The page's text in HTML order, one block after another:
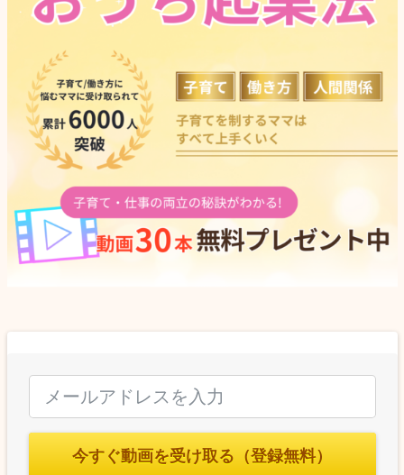
今すぐ動画を受け取る（登録無料）